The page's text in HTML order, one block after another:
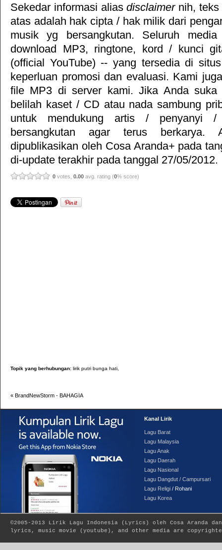
Sekedar informasi aliasdisclaimernih, teks
atas adalah hak cipta / hak milik dari
musik yg bersangkutan. Seluruh
download MP3, ringtone, kord / kunci
(official YouTube) -- yang tersedia di
keperluan promosi dan evaluasi. Kami
file MP3 di server kami. Jika Anda
belilah kaset / CD atau nada sambung
untuk mendukung artis / penyanyi
bersangkutan agar terus berkarya.
dipublikasikan oleh Cosa Aranda+ pada
di-update terakhir pada tanggal 27/05/2012.
0 votes, 0.00 avg. rating (0% score)
Topik yang berhubungan: lirik putri bunga hati,
« BrandNewStorm - BAHAGIA
Kanal Lirik
Lagu Barat
Lagu Malaysia
Lagu Anak
Lagu Daerah
Lagu Nasional
Lagu Dangdut / Campursari
Lagu Religi / Rohani
Lagu Korea
©2005-2013 Lirik Lagu Indonesia ( Lyrics ) oleh Cosa Aranda
lyrics, music movie (youtube), and other media are